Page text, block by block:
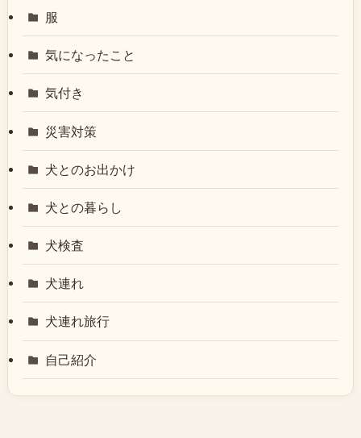
服
気になったこと
気付き
災害対策
犬とのお出かけ
犬との暮らし
犬検査
犬連れ
犬連れ旅行
自己紹介